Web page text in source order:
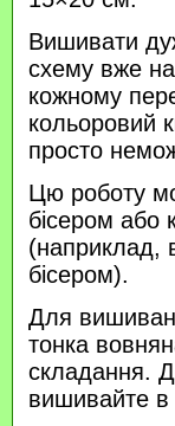
Вишивати
схему вже
кожному
кольоровий
просто
Цю роботу
бісером або
(наприклад,
бісером).
Для
тонка
складання.
вишивайте в